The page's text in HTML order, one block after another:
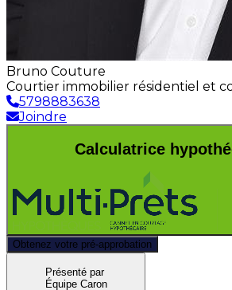
Bruno Couture
Courtier immobilier résidentiel et
5798883638
Joindre
Calculatrice
Obtenez votre pré-approbation
Présenté par
Équipe Caron